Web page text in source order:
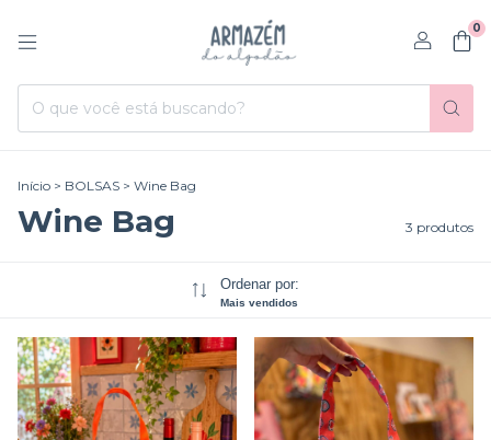
0
Início > BOLSAS > Wine Bag
Wine Bag 3 produtos
Ordenar por:
Mais vendidos